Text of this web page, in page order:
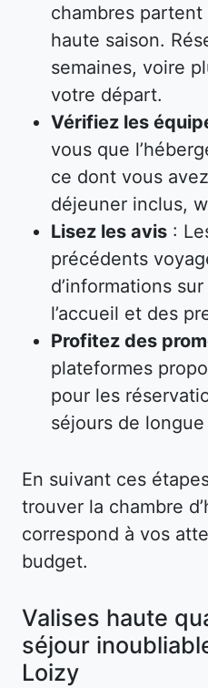
chambres
haute saison.
semaines, voire
votre départ.
Vérifiez les
vous que
ce dont vous
déjeuner inclus,
Lisez les avis :
précédents
d’informations
l’accueil et des
Profitez des
plateformes
pour les
séjours de
En suivant ces
trouver la chambre
correspond à vos
budget.
Valises haute
séjour
Loizy